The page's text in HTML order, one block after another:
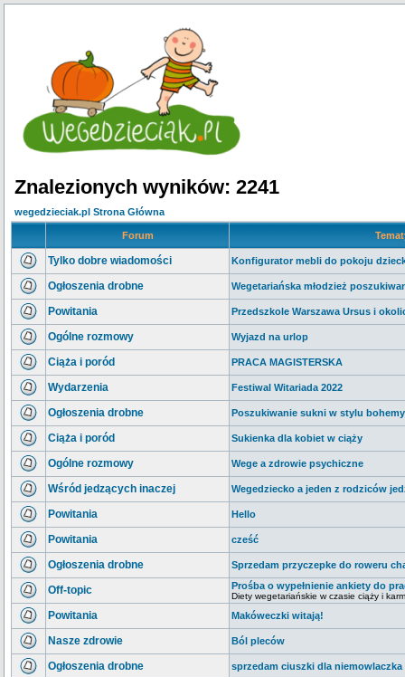
Znalezionych wyników: 2241
wegedzieciak.pl Strona Główna
Forum
Tylko dobre wiadomości Konfigurator mebli do pokoju
Ogłoszenia drobne Wegetariańska młodzież
Powitania Przedszkole Warszawa Ursus i
Ogólne rozmowy Wyjazd na urlop
Ciąża i poród PRACA MAGISTERSKA
Wydarzenia Festiwal Witariada 2022
Ogłoszenia drobne Poszukiwanie sukni w stylu bohemy
Ciąża i poród Sukienka dla kobiet w ciąży
Ogólne rozmowy Wege a zdrowie psychiczne
Wśród jedzących inaczej Wegedziecko a jeden z rodziców
Powitania Hello
Powitania cześć
Ogłoszenia drobne Sprzedam przyczepke do roweru
Off-topic Prośba o wypełnienie ankiety do
Diety wegetariańskie w czasie ciąży i
Powitania Makóweczki witają!
Nasze zdrowie Ból pleców
Ogłoszenia drobne sprzedam ciuszki dla niemowlaczka